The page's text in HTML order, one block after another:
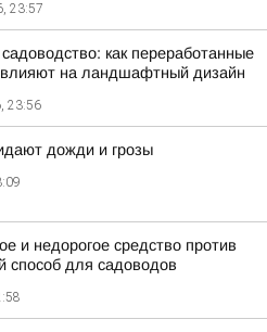
23:57
как переработанные
на ландшафтный дизайн
23:56
дожди и грозы
и недорогое средство против
способ для садоводов